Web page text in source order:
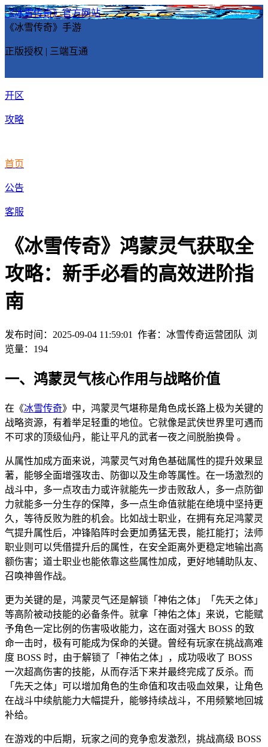
《冰雪传奇》官方网站
《冰雪传奇》手游
正版授权 | 三端互通
开区
攻略
首页
公告
客服
《冰雪传奇》鸿蒙灵气获取全
攻略：新手必看的高效进阶指
南
发布时间：2025-09-04 11:59:01 作者：冰雪传奇运营团队
浏
览量： 194
一、鸿蒙灵气核心作用与战略价值
在《冰雪传奇》中，鸿蒙灵气堪称是角色成长路上极为关键的
战略资源，有着举足轻重的地位。它就像是武侠世界里可遇而
不可求的顶级仙丹，能让平凡的武者一夜之间脱胎换骨 。
从属性加成方面来说，鸿蒙灵气对角色基础属性的提升效果显
著，能够全面增强攻击、防御以及生命等属性。在一场激烈的
战斗中，多一点攻击力或许就能先一步击败敌人，多一点防御
力就能多一分生存的保障，多一点生命值就能在绝境中坚持更
久，等待反败为胜的机会。比如战士职业，在拥有充足鸿蒙灵
气提升属性后，冲锋陷阵时会更加勇猛无畏，能扛能打；法师
职业则可以凭借提升后的属性，在安全距离外更稳定地输出高
额伤害；道士职业也能依靠这些属性加成，更好地辅助队友、
召唤神兽作战。
更为关键的是，鸿蒙灵气还是解锁「神佑之体」「先天之体」
等高阶被动技能的必备条件。就拿「神佑之体」来说，它能赋
予角色一定比例的伤害吸收能力，这在面对强大 BOSS 的致
命一击时，极有可能成为保命的关键。曾经有玩家在挑战高难
度 BOSS 时，由于解锁了「神佑之体」，成功吸收了 BOSS
一次超高伤害的技能，从而存活下来并最终完成了反杀。而
「先天之体」可以增加角色的生命值和攻击吸血效果，让角色
在战斗中续航能力大幅提升，能够持续战斗，不用频繁地回城
补给。
在游戏的中后期，玩家之间的竞争愈发激烈，挑战高级 BOSS